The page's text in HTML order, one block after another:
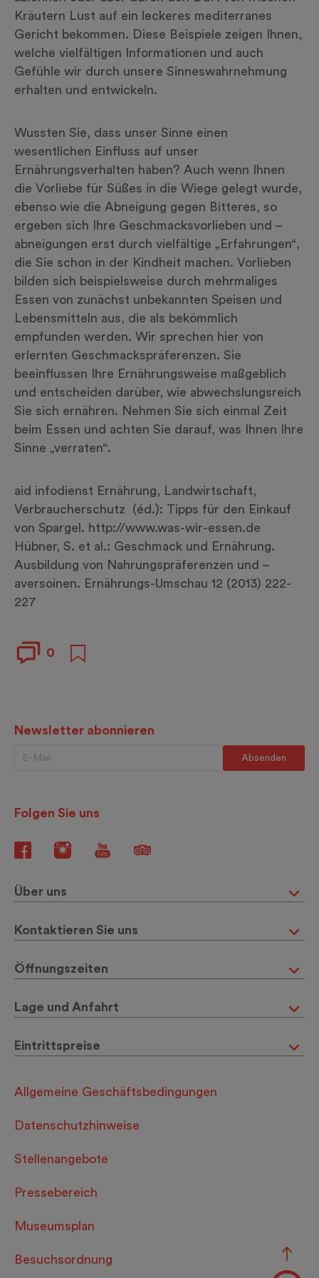
Kräutern Lust auf ein leckeres mediterranes
Gericht bekommen. Diese Beispiele zeigen Ihnen,
welche vielfältigen Informationen und auch
Gefühle wir durch unsere Sinneswahrnehmung
erhalten und entwickeln.
Wussten Sie, dass unser Sinne einen
wesentlichen Einfluss auf unser
Ernährungsverhalten haben? Auch wenn Ihnen
die Vorliebe für Süßes in die Wiege gelegt wurde,
ebenso wie die Abneigung gegen Bitteres, so
ergeben sich Ihre Geschmacksvorlieben und –
abneigungen erst durch vielfältige „Erfahrungen“,
die Sie schon in der Kindheit machen. Vorlieben
bilden sich beispielsweise durch mehrmaliges
Essen von zunächst unbekannten Speisen und
Lebensmitteln aus, die als bekömmlich
empfunden werden. Wir sprechen hier von
erlernten Geschmackspräferenzen. Sie
beeinflussen Ihre Ernährungsweise maßgeblich
und entscheiden darüber, wie abwechslungsreich
Sie sich ernähren. Nehmen Sie sich einmal Zeit
beim Essen und achten Sie darauf, was Ihnen Ihre
Sinne „verraten“.
aid infodienst Ernährung, Landwirtschaft,
Verbraucherschutz (éd.): Tipps für den Einkauf
von Spargel. http://www.was-wir-essen.de
Hübner, S. et al.: Geschmack und Ernährung.
Ausbildung von Nahrungspräferenzen und –
aversoinen. Ernährungs-Umschau 12 (2013) 222-
227
0
Newsletter abonnieren
Folgen Sie uns
Über uns
Kontaktieren Sie uns
Öffnungszeiten
Lage und Anfahrt
Eintrittspreise
Allgemeine Geschäftsbedingungen
Datenschutzhinweise
Stellenangebote
Pressebereich
Museumsplan
Besuchsordnung